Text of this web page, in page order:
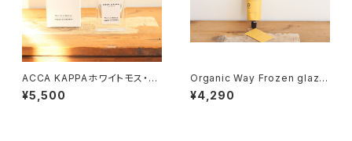
ACCA KAPPAホワイトモス・オ
ーデコロン[30ml]
¥5,500
Organic Way Frozen glaze
[オーガニック・ウェイ]
¥4,290